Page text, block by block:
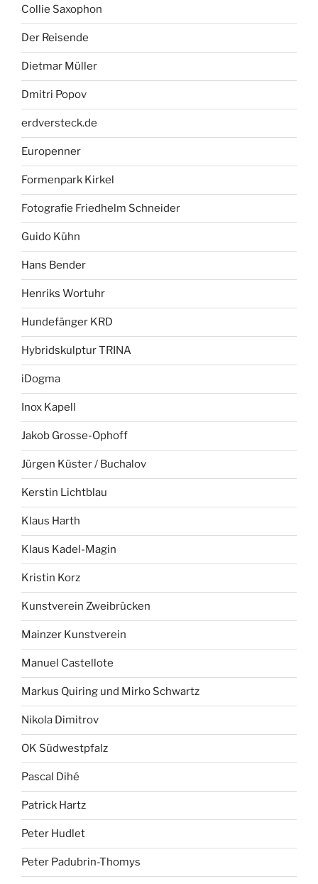
Collie Saxophon
Der Reisende
Dietmar Müller
Dmitri Popov
erdversteck.de
Europenner
Formenpark Kirkel
Fotografie Friedhelm Schneider
Guido Kühn
Hans Bender
Henriks Wortuhr
Hundefänger KRD
Hybridskulptur TRINA
iDogma
Inox Kapell
Jakob Grosse-Ophoff
Jürgen Küster / Buchalov
Kerstin Lichtblau
Klaus Harth
Klaus Kadel-Magin
Kristin Korz
Kunstverein Zweibrücken
Mainzer Kunstverein
Manuel Castellote
Markus Quiring und Mirko Schwartz
Nikola Dimitrov
OK Südwestpfalz
Pascal Dihé
Patrick Hartz
Peter Hudlet
Peter Padubrin-Thomys